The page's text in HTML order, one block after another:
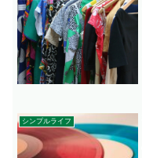
シンプルライフ